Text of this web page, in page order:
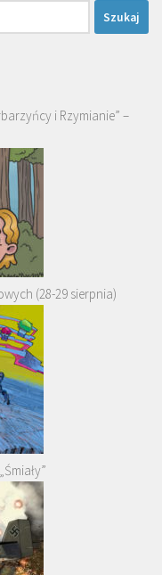
i Rzymianie” –
(28-29 sierpnia)